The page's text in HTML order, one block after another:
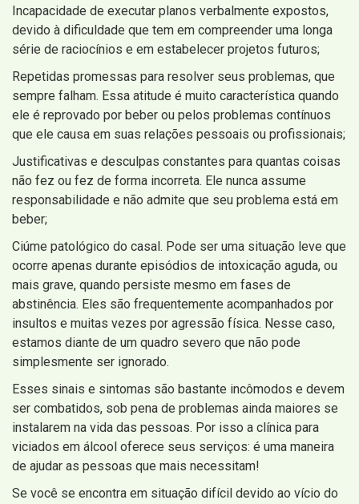
Incapacidade de executar planos verbalmente expostos,
devido à dificuldade que tem em compreender uma longa
série de raciocínios e em estabelecer projetos futuros;
Repetidas promessas para resolver seus problemas, que
sempre falham. Essa atitude é muito característica quando
ele é reprovado por beber ou pelos problemas contínuos
que ele causa em suas relações pessoais ou profissionais;
Justificativas e desculpas constantes para quantas coisas
não fez ou fez de forma incorreta. Ele nunca assume
responsabilidade e não admite que seu problema está em
beber;
Ciúme patológico do casal. Pode ser uma situação leve que
ocorre apenas durante episódios de intoxicação aguda, ou
mais grave, quando persiste mesmo em fases de
abstinência. Eles são frequentemente acompanhados por
insultos e muitas vezes por agressão física. Nesse caso,
estamos diante de um quadro severo que não pode
simplesmente ser ignorado.
Esses sinais e sintomas são bastante incômodos e devem
ser combatidos, sob pena de problemas ainda maiores se
instalarem na vida das pessoas. Por isso a clínica para
viciados em álcool oferece seus serviços: é uma maneira
de ajudar as pessoas que mais necessitam!
Se você se encontra em situação difícil devido ao vício do